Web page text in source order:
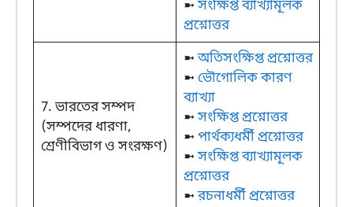
➼সংক্ষিপ্ত ব্যাখ্যামূলক
প্রশ্নোত্তর
7. ভারতের সম্পদ
(সম্পদের ধারণা,
শ্রেণীবিভাগ ও সংরক্ষণ)
➼অতিসংক্ষিপ্ত প্রশ্নোত্তর
➼ ভৌগোলিক কারণ
ব্যাখ্যা
➼সংক্ষিপ্ত প্রশ্নোত্তর
➼ পার্থক্যধর্মী প্রশ্নোত্তর
➼সংক্ষিপ্ত ব্যাখ্যামূলক
প্রশ্নোত্তর
➼রচনাধর্মী প্রশ্নোত্তর